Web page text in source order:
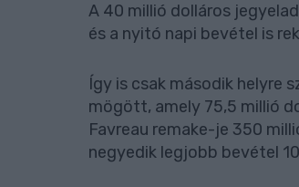
A 40 millió dolláros
és a nyitó napi bevétel is
Így is csak második
mögött, amely 75,5 millió
Favreau remake-je 350
negyedik legjobb bevétel